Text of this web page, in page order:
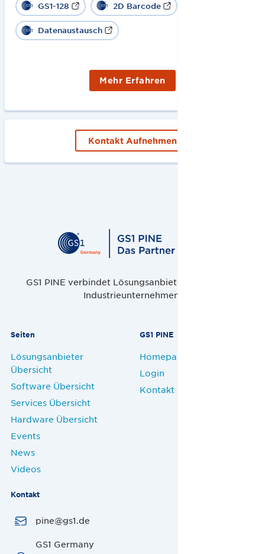
GS1-128 2D Barcode
Datenaustausch
Mehr Erfahren
Kontakt Aufnehmen
GS1 PINE verbindet Lösungsanbieter, Handel und
Industrieunternehmen.
Seiten
Lösungsanbieter
Übersicht
Software Übersicht
Services Übersicht
Hardware Übersicht
Events
News
Videos
GS1 PINE
Homepage
Login
Kontakt
Kontakt
pine@gs1.de
GS1 Germany